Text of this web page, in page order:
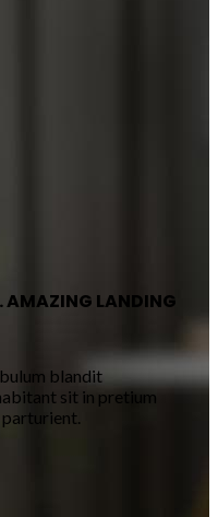
AMAZING LANDING
blandit
sit in pretium